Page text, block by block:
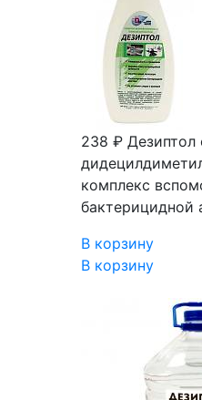
238 ₽ Дезиптол
комплекс
бактерицидной
В корзину
В корзину